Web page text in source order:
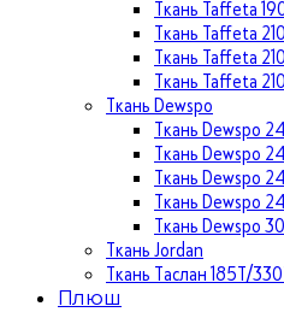
Ткань Taffeta
Ткань Taffeta
Ткань Taffeta
Ткань Taffeta
Ткань Dewspo
Ткань Dewspo
Ткань Dewspo
Ткань Dewspo
Ткань Dewspo
Ткань Dewspo
Ткань Jordan
Ткань Таслан 185T/
Плюш